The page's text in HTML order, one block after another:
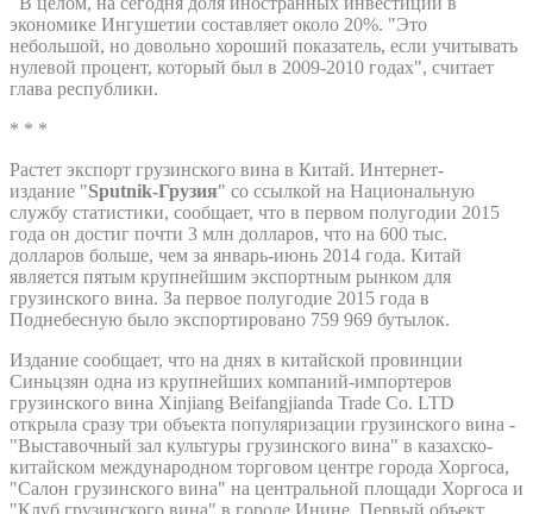
экономике Ингушетии составляет около 20%. "Это
небольшой, но довольно хороший показатель, если учитывать
нулевой процент, который был в 2009-2010 годах", считает
глава республики.
* * *
Растет экспорт грузинского вина в Китай. Интернет-
издание "Sputnik-Грузия" со ссылкой на Национальную
службу статистики, сообщает, что в первом полугодии 2015
года он достиг почти 3 млн долларов, что на 600 тыс.
долларов больше, чем за январь-июнь 2014 года. Китай
является пятым крупнейшим экспортным рынком для
грузинского вина. За первое полугодие 2015 года в
Поднебесную было экспортировано 759 969 бутылок.
Издание сообщает, что на днях в китайской провинции
Синьцзян одна из крупнейших компаний-импортеров
грузинского вина Xinjiang Beifangjianda Trade Co. LTD
открыла сразу три объекта популяризации грузинского вина -
"Выставочный зал культуры грузинского вина" в казахско-
китайском международном торговом центре города Хоргоса,
"Салон грузинского вина" на центральной площади Хоргоса и
"Клуб грузинского вина" в городе Инине. Первый объект